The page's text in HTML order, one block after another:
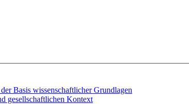
Basis wissenschaftlicher Grundlagen
gesellschaftlichen Kontext